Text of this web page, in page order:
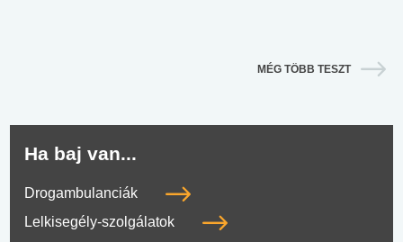
MÉG TÖBB TESZT
Ha baj van...
Drogambulanciák
Lelkisegély-szolgálatok